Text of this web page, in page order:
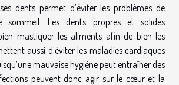
dents permet d’éviter les problèmes de
sommeil. Les dents propres et solides
mastiquer les aliments afin de bien les
aussi d’éviter les maladies cardiaques
mauvaise hygiène peut entraîner des
peuvent donc agir sur le cœur et la